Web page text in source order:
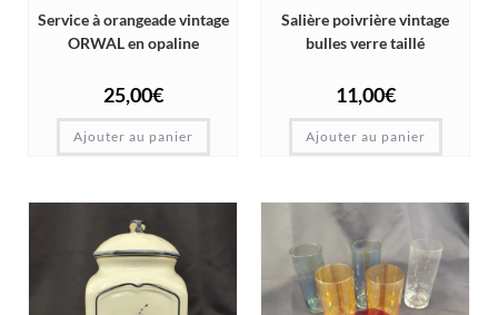
Service à orangeade vintage
ORWAL en opaline
25,00€
Ajouter au panier
Salière poivrière vintage
bulles verre taillé
11,00€
Ajouter au panier